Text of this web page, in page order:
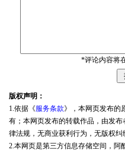
*评论内容将
版权声明：
1.依据《服务条款》，本网页发布的
有；本网页发布的转载作品，由发
律法规，无商业获利行为，无版权纠
2.本网页是第三方信息存储空间，